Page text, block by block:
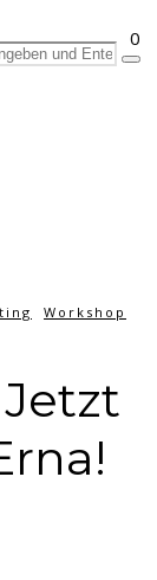
0
Workshop